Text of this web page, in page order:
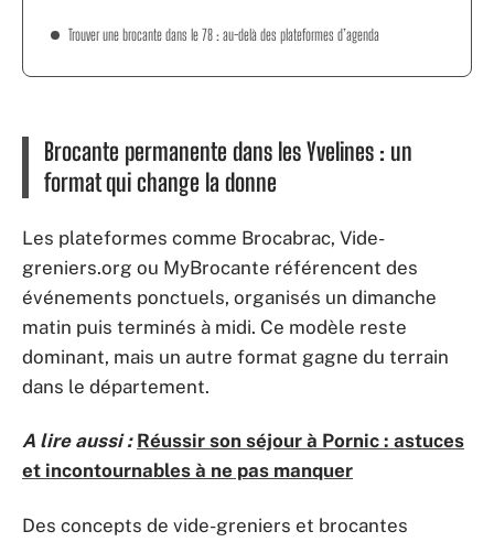
Trouver une brocante dans le 78 : au-delà des plateformes d’agenda
Brocante permanente dans les Yvelines : un
format qui change la donne
Les plateformes comme Brocabrac, Vide-
greniers.org ou MyBrocante référencent des
événements ponctuels, organisés un dimanche
matin puis terminés à midi. Ce modèle reste
dominant, mais un autre format gagne du terrain
dans le département.
A lire aussi : Réussir son séjour à Pornic : astuces
et incontournables à ne pas manquer
Des concepts de vide-greniers et brocantes